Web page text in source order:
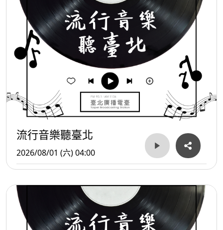
流行音樂聽臺北
2026/08/01 (六) 04:00